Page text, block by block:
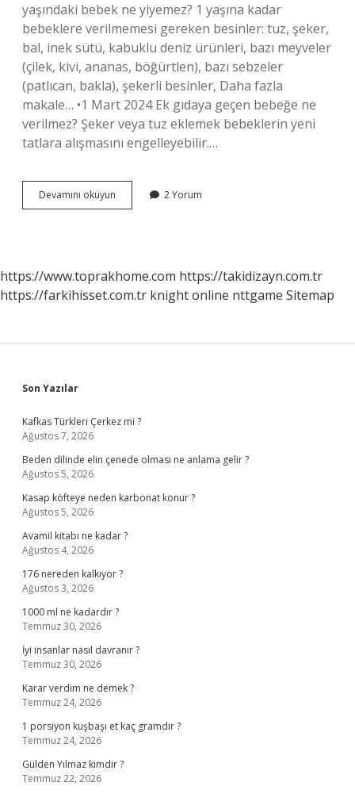
yaşındaki bebek ne yiyemez? 1 yaşına kadar
bebeklere verilmemesi gereken besinler: tuz, şeker,
bal, inek sütü, kabuklu deniz ürünleri, bazı meyveler
(çilek, kivi, ananas, böğürtlen), bazı sebzeler
(patlıcan, bakla), şekerli besinler, Daha fazla
makale… •1 Mart 2024 Ek gıdaya geçen bebeğe ne
verilmez? Şeker veya tuz eklemek bebeklerin yeni
tatlara alışmasını engelleyebilir.…
Devamını okuyun Bebeklere
Ne
2 Yorum
https://www.toprakhome.com https://takidizayn.com.tr
https://farkihisset.com.tr knight online nttgame Sitemap
Sidebar
Son Yazılar
Kafkas Türkleri Çerkez mi ?
Ağustos 7, 2026
Beden dilinde elin çenede olması ne anlama gelir ?
Ağustos 5, 2026
Kasap köfteye neden karbonat konur ?
Ağustos 5, 2026
Avamil kitabı ne kadar ?
Ağustos 4, 2026
176 nereden kalkıyor ?
Ağustos 3, 2026
1000 ml ne kadardır ?
Temmuz 30, 2026
İyi insanlar nasıl davranır ?
Temmuz 30, 2026
Karar verdim ne demek ?
Temmuz 24, 2026
1 porsiyon kuşbaşı et kaç gramdır ?
Temmuz 24, 2026
Gülden Yılmaz kimdir ?
Temmuz 22, 2026